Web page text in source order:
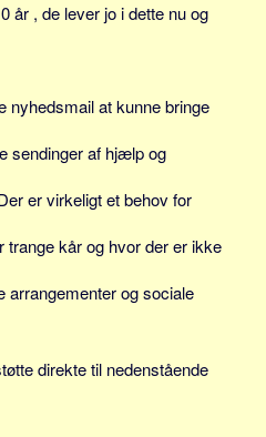
år , de lever jo i dette nu og
nyhedsmail at kunne bringe
sendinger af hjælp og
er virkeligt et behov for
trange kår og hvor der er ikke
arrangementer og sociale
direkte til nedenstående